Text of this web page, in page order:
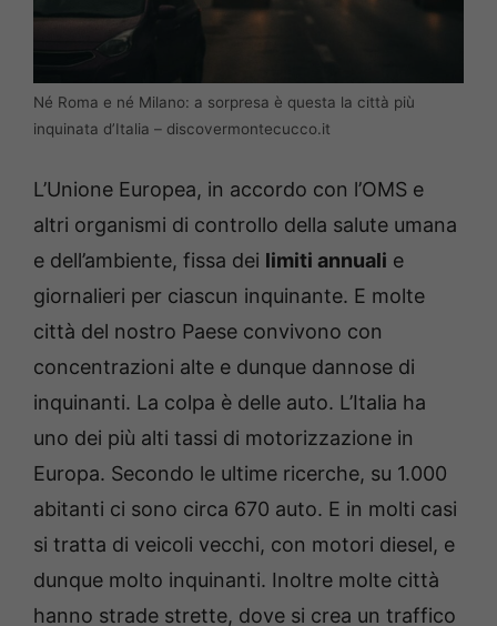
Né Roma e né Milano: a sorpresa è questa la città più
inquinata d’Italia – discovermontecucco.it
L’Unione Europea, in accordo con l’OMS e
altri organismi di controllo della salute umana
e dell’ambiente, fissa dei limiti annuali e
giornalieri per ciascun inquinante. E molte
città del nostro Paese convivono con
concentrazioni alte e dunque dannose di
inquinanti. La colpa è delle auto. L’Italia ha
uno dei più alti tassi di motorizzazione in
Europa. Secondo le ultime ricerche, su 1.000
abitanti ci sono circa 670 auto. E in molti casi
si tratta di veicoli vecchi, con motori diesel, e
dunque molto inquinanti. Inoltre molte città
hanno strade strette, dove si crea un traffico